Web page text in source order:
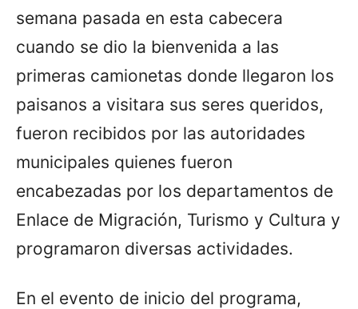
semana pasada en esta cabecera
cuando se dio la bienvenida a las
primeras camionetas donde llegaron los
paisanos a visitara sus seres queridos,
fueron recibidos por las autoridades
municipales quienes fueron
encabezadas por los departamentos de
Enlace de Migración, Turismo y Cultura y
programaron diversas actividades.
En el evento de inicio del programa,